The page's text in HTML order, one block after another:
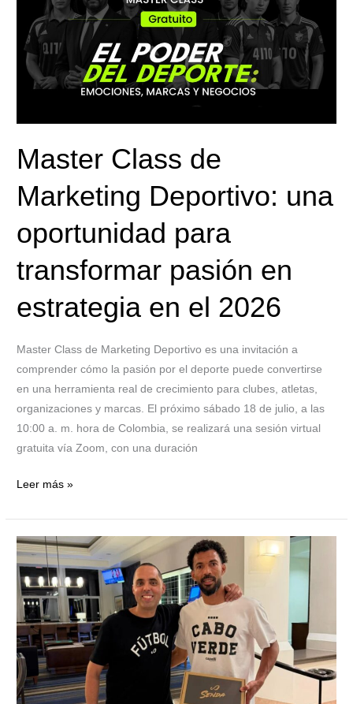
Master Class de
Marketing Deportivo: una
oportunidad para
transformar pasión en
estrategia en el 2026
Master Class de Marketing Deportivo es una invitación a
comprender cómo la pasión por el deporte puede convertirse
en una herramienta real de crecimiento para clubes, atletas,
organizaciones y marcas. El próximo sábado 18 de julio, a las
10:00 a. m. hora de Colombia, se realizará una sesión virtual
gratuita vía Zoom, con una duración
Marketing
Deportivo:
una
oportunidad
para
en
estrategia
en
el
2026
Leer más »
Vozinha
dio
a
conocer
a
Senda
Athletics:
la